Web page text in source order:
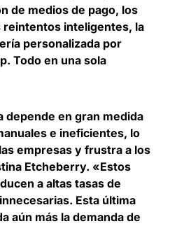
de medios de pago, los
inteligentes, la
personalizada por
Todo en una sola
depende en gran medida
e ineficientes, lo
empresas y frustra a los
Etcheberry. «Estos
a altas tasas de
Esta última
aún más la demanda de